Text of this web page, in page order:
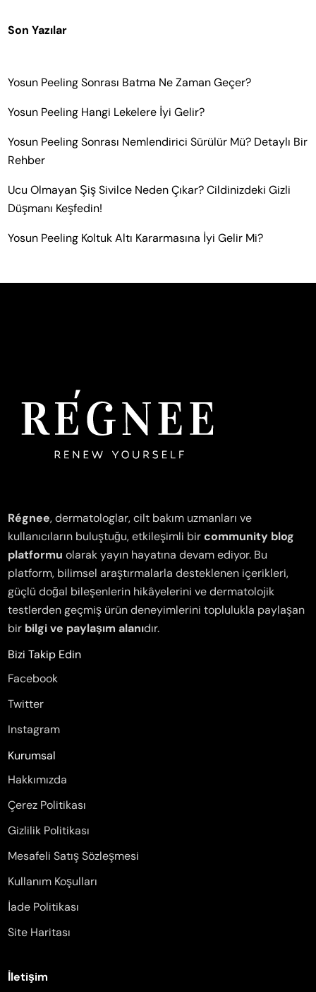
Son Yazılar
Yosun Peeling Sonrası Batma Ne Zaman Geçer?
Yosun Peeling Hangi Lekelere İyi Gelir?
Yosun Peeling Sonrası Nemlendirici Sürülür Mü? Detaylı Bir
Rehber
Ucu Olmayan Şiş Sivilce Neden Çıkar? Cildinizdeki Gizli
Düşmanı Keşfedin!
Yosun Peeling Koltuk Altı Kararmasına İyi Gelir Mi?
Régnee, dermatologlar, cilt bakım uzmanları ve
kullanıcıların buluştuğu, etkileşimli bircommunity blog
platformu olarak yayın hayatına devam ediyor. Bu
platform, bilimsel araştırmalarla desteklenen içerikleri,
güçlü doğal bileşenlerin hikâyelerini ve dermatolojik
testlerden geçmiş ürün deneyimlerini toplulukla paylaşan
bir bilgi ve paylaşım alanıdır.
Bizi Takip Edin
Facebook
Twitter
Instagram
Kurumsal
Hakkımızda
Çerez Politikası
Gizlilik Politikası
Mesafeli Satış Sözleşmesi
Kullanım Koşulları
İade Politikası
Site Haritası
İletişim